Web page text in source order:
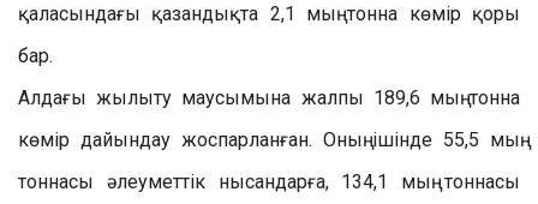
қаласындағы қазандықта 2,1 мың тонна көмір қоры
бар.
Алдағы жылыту маусымына жалпы 189,6 мың тонна
көмір дайындау жоспарланған. Оның ішінде 55,5 мың
тоннасы әлеуметтік нысандарға, 134,1 мың тоннасы